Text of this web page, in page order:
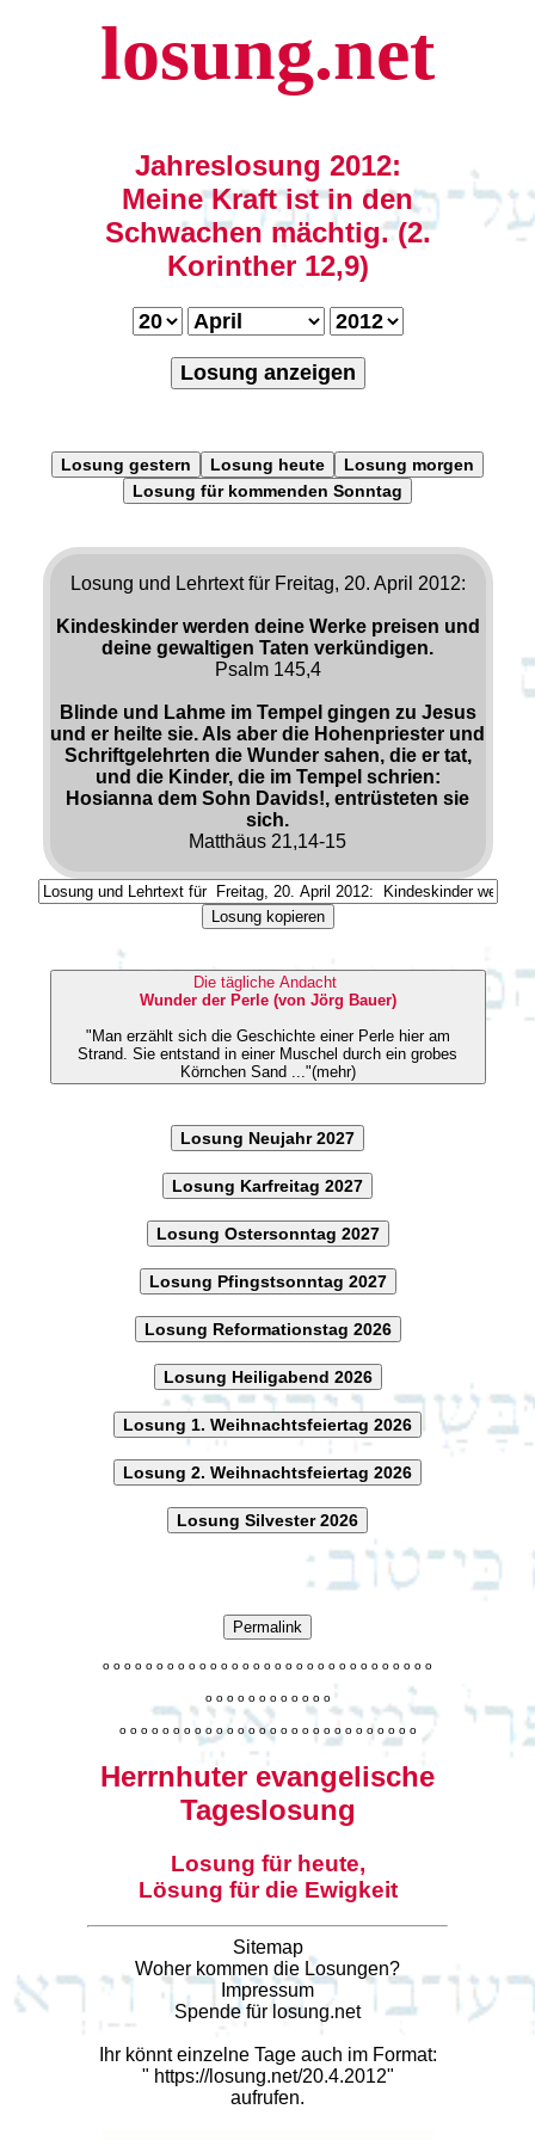
losung.net
Jahreslosung 2012:
Meine Kraft ist in den
Schwachen mächtig. (2.
Korinther 12,9)
Losung anzeigen
Losung gestern Losung heute
Losung morgen
Losung für kommenden Sonntag
Losung und Lehrtext für Freitag, 20. April 2012:
Kindeskinder werden deine Werke preisen und
deine gewaltigen Taten verkündigen.
Psalm 145,4
Blinde und Lahme im Tempel gingen zu Jesus
und er heilte sie. Als aber die Hohenpriester und
Schriftgelehrten die Wunder sahen, die er tat,
und die Kinder, die im Tempel schrien:
Hosianna dem Sohn Davids!, entrüsteten sie
sich.
Matthäus 21,14-15
Losung kopieren
Die tägliche Andacht
Wunder der Perle (von Jörg Bauer)
"Man erzählt sich die Geschichte einer Perle hier am
Strand. Sie entstand in einer Muschel durch ein grobes
Körnchen Sand ..."(mehr)
Losung Neujahr 2027
Losung Karfreitag 2027
Losung Ostersonntag 2027
Losung Pfingstsonntag 2027
Losung Reformationstag 2026
Losung Heiligabend 2026
Losung 1. Weihnachtsfeiertag 2026
Losung 2. Weihnachtsfeiertag 2026
Losung Silvester 2026
Permalink
o o o o o o o o o o o o o o o o o o o o o o o o o o o o o o o
o o o o o o o o o o o o
o o o o o o o o o o o o o o o o o o o o o o o o o o o o
Herrnhuter evangelische
Tageslosung
Losung für heute,
Lösung für die Ewigkeit
Sitemap
Woher kommen die Losungen?
Impressum
Spende für losung.net
Ihr könnt einzelne Tage auch im Format:
" https://losung.net/20.4.2012"
aufrufen.